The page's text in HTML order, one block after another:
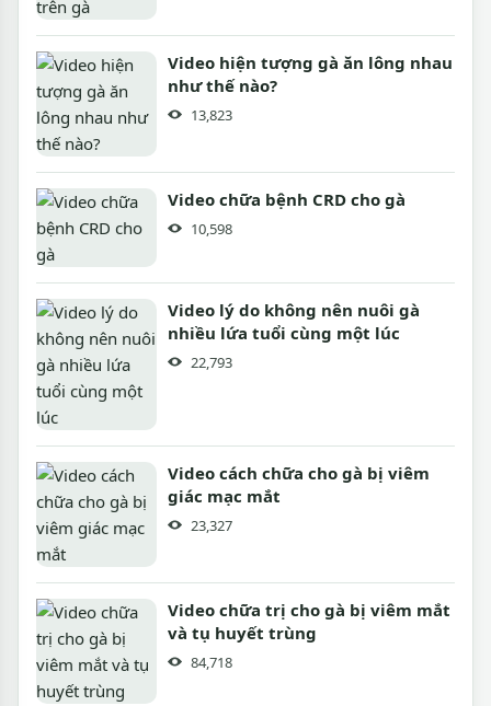
Video hiện tượng gà ăn lông nhau
như thế nào?
13,823
Video chữa bệnh CRD cho gà
10,598
Video lý do không nên nuôi gà
nhiều lứa tuổi cùng một lúc
22,793
Video cách chữa cho gà bị viêm
giác mạc mắt
23,327
Video chữa trị cho gà bị viêm mắt
và tụ huyết trùng
84,718